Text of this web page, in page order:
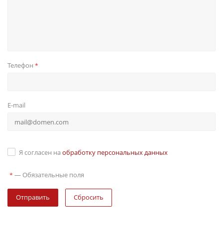
Телефон *
E-mail
Я согласен на обработку персональных данных
* — Обязательные поля
Сбросить